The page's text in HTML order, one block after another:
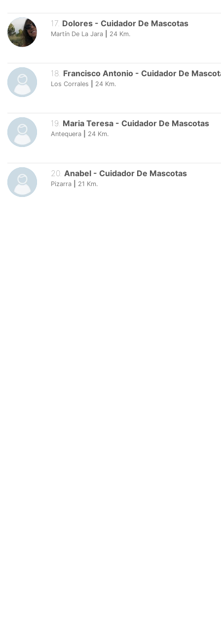
17. Dolores - Cuidador De Mascotas
Martín De La Jara 24 Km.
18. Francisco Antonio - Cuidador De
Los Corrales 24 Km.
19. Maria Teresa - Cuidador De Mascotas
Antequera 24 Km.
20. Anabel - Cuidador De Mascotas
Pizarra 21 Km.